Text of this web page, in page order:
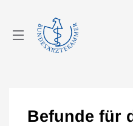
Befunde für